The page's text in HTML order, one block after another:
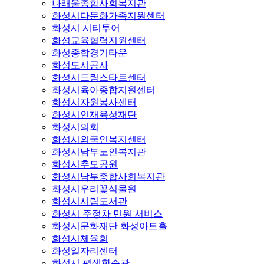
나래울종합사회복지관
화성시다문화가족지원센터
화성시 시티투어
화성교육협력지원센터
화성종합경기타운
화성도시공사
화성시드림스타트센터
화성시육아종합지원센터
화성시자원봉사센터
화성시인재육성재단
화성시의회
화성시외국인복지센터
화성시남부노인복지관
화성시추모공원
화성시남부종합사회복지관
화성시우리꽃식물원
화성시시립도서관
화성시 주정차 민원 서비스
화성시문화재단 화성아트홀
화성시체육회
화성일자리센터